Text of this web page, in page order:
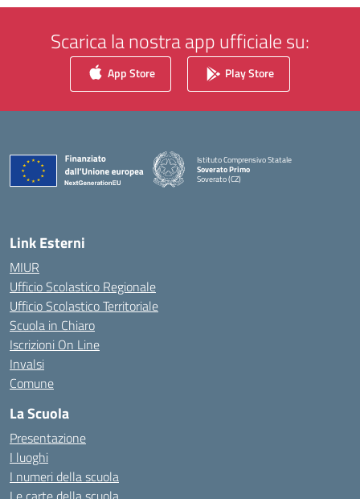
Scarica la nostra app ufficiale su:
App Store Play Store
Istituto Comprensivo Statale
Soverato Primo
Soverato (CZ)
Link Esterni
MIUR
Ufficio Scolastico Regionale
Ufficio Scolastico Territoriale
Scuola in Chiaro
Iscrizioni On Line
Invalsi
Comune
La Scuola
Presentazione
I luoghi
I numeri della scuola